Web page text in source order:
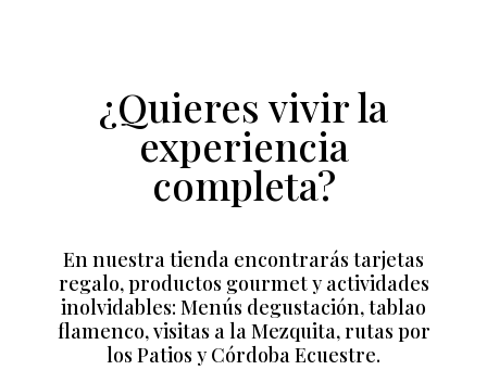
EVENTOS
TIENDA
¿Quieres vivir la
experiencia
completa?
En nuestra tienda encontrarás tarjetas
regalo, productos gourmet y actividades
inolvidables: Menús degustación, tablao
flamenco, visitas a la Mezquita, rutas por
los Patios y Córdoba Ecuestre.